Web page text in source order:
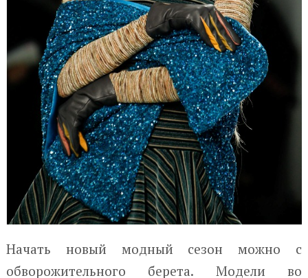
Начать новый модный сезон можно с
обворожительного берета. Модели во